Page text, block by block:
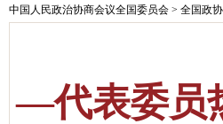
中国人民政治协商会议全国委员会 > 全国政
—代表委员